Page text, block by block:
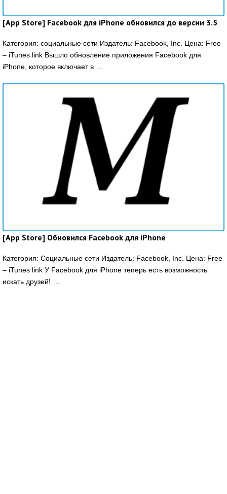
[App Store] Facebook для iPhone обновился до версии 3.5
Категория: социальные сети Издатель: Facebook, Inc. Цена: Free
– iTunes link Вышло обновление приложения Facebook для
iPhone, которое включает в …
[App Store] Обновился Facebook для iPhone
Категория: Социальные сети Издатель: Facebook, Inc. Цена: Free
– iTunes link У Facebook для iPhone теперь есть возможность
искать друзей! …